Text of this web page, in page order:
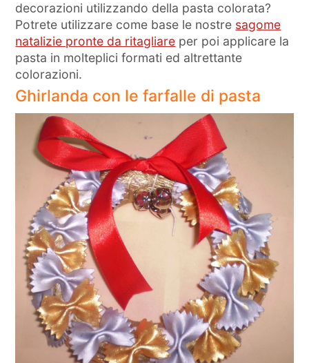
decorazioni utilizzando della pasta colorata?
Potrete utilizzare come base le nostre sagome
natalizie pronte da ritagliare per poi applicare la
pasta in molteplici formati ed altrettante
colorazioni.
Ghirlanda con le farfalle di pasta